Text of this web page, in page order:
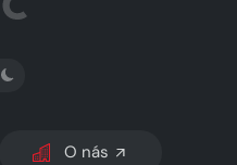
PŘEPNOUT SVĚTLÝ/TMAVÝ REŽIM
O nás